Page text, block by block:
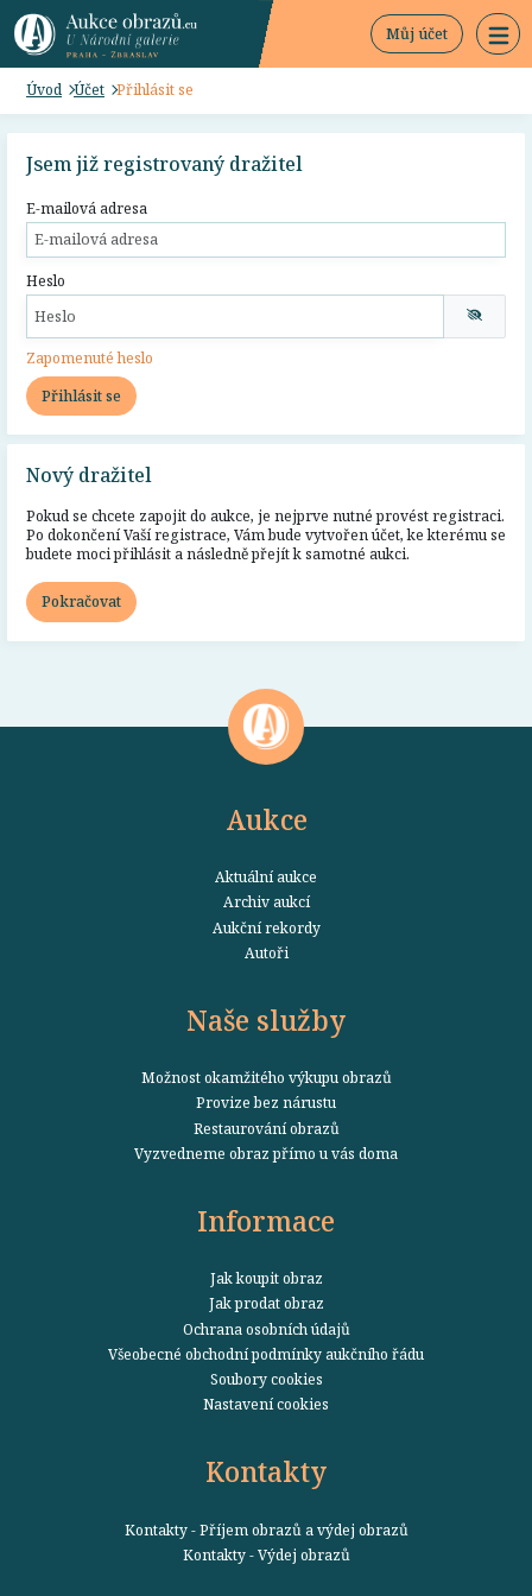
Můj účet
Úvod Účet Přihlásit se
Jsem již registrovaný dražitel
E-mailová adresa
Heslo
Zapomenuté heslo
Přihlásit se
Nový dražitel
Pokud se chcete zapojit do aukce, je nejprve nutné provést registraci.
Po dokončení Vaší registrace, Vám bude vytvořen účet, ke kterému se
budete moci přihlásit a následně přejít k samotné aukci.
Pokračovat
Aukce
Aktuální aukce
Archiv aukcí
Aukční rekordy
Autoři
Naše služby
Možnost okamžitého výkupu obrazů
Provize bez nárustu
Restaurování obrazů
Vyzvedneme obraz přímo u vás doma
Informace
Jak koupit obraz
Jak prodat obraz
Ochrana osobních údajů
Všeobecné obchodní podmínky aukčního řádu
Soubory cookies
Nastavení cookies
Kontakty
Kontakty - Příjem obrazů a výdej obrazů
Kontakty - Výdej obrazů